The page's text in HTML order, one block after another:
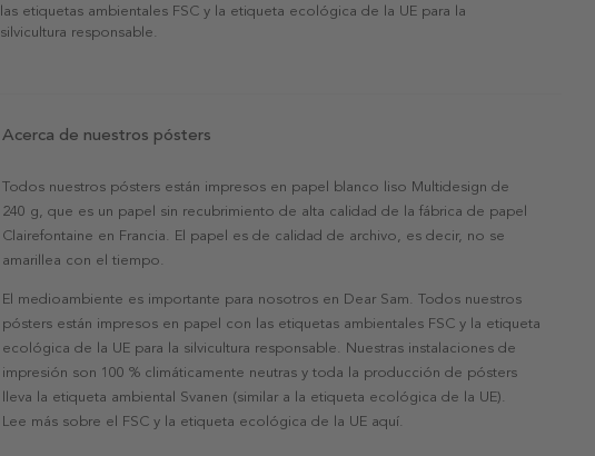
las etiquetas ambientales FSC y la etiqueta ecológica de la UE para la
silvicultura responsable.
Acerca de nuestros pósters
Todos nuestros pósters están impresos en papel blanco liso Multidesign de
240 g, que es un papel sin recubrimiento de alta calidad de la fábrica de papel
Clairefontaine en Francia. El papel es de calidad de archivo, es decir, no se
amarillea con el tiempo.
El medioambiente es importante para nosotros en Dear Sam. Todos nuestros
pósters están impresos en papel con las etiquetas ambientales FSC y la etiqueta
ecológica de la UE para la silvicultura responsable. Nuestras instalaciones de
impresión son 100 % climáticamente neutras y toda la producción de pósters
lleva la etiqueta ambiental Svanen (similar a la etiqueta ecológica de la UE).
Lee más sobre el FSC y la etiqueta ecológica de la UE aquí.